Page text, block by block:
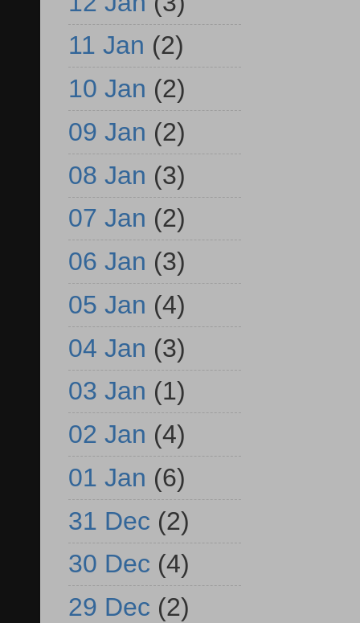
11 Jan (2)
10 Jan (2)
09 Jan (2)
08 Jan (3)
07 Jan (2)
06 Jan (3)
05 Jan (4)
04 Jan (3)
03 Jan (1)
02 Jan (4)
01 Jan (6)
31 Dec (2)
30 Dec (4)
29 Dec (2)